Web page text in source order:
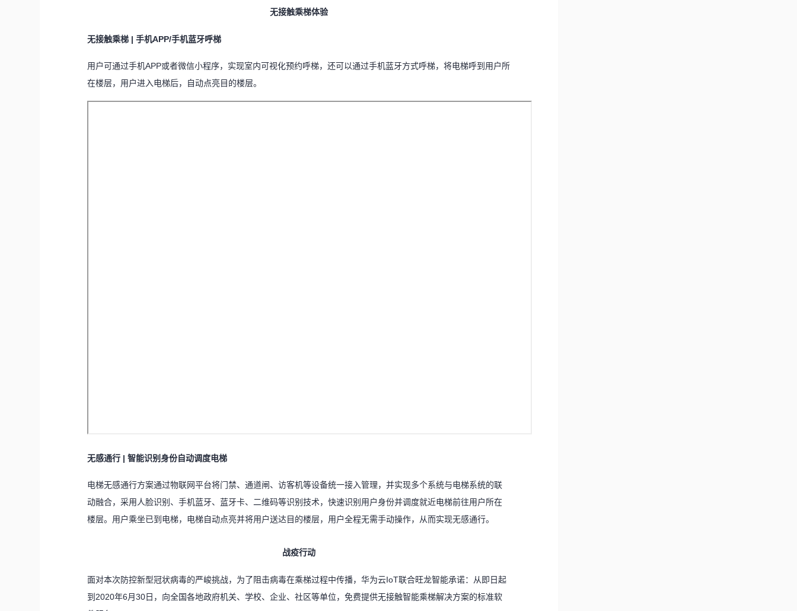
无接触乘梯体验
无接触乘梯 | 手机APP/手机蓝牙呼梯
用户可通过手机APP或者微信小程序，实现室内可视化预约呼梯，还可以通过手机蓝牙方式呼梯，将电梯呼到用户所
在楼层，用户进入电梯后，自动点亮目的楼层。
无感通行 | 智能识别身份自动调度电梯
电梯无感通行方案通过物联网平台将门禁、通道闸、访客机等设备统一接入管理，并实现多个系统与电梯系统的联
动融合，采用人脸识别、手机蓝牙、蓝牙卡、二维码等识别技术，快速识别用户身份并调度就近电梯前往用户所在
楼层。用户乘坐已到电梯，电梯自动点亮并将用户送达目的楼层，用户全程无需手动操作，从而实现无感通行。
战疫行动
面对本次防控新型冠状病毒的严峻挑战，为了阻击病毒在乘梯过程中传播，华为云IoT联合旺龙智能承诺：从即日起
到2020年6月30日，向全国各地政府机关、学校、企业、社区等单位，免费提供无接触智能乘梯解决方案的标准软